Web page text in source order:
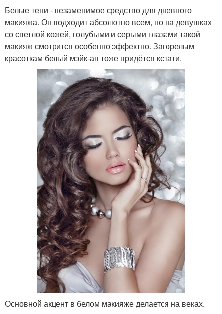
Белые тени - незаменимое средство для дневного
макияжа. Он подходит абсолютно всем, но на девушках
со светлой кожей, голубыми и серыми глазами такой
макияж смотрится особенно эффектно. Загорелым
красоткам белый мэйк-ап тоже придётся кстати.
Основной акцент в белом макияже делается на веках.